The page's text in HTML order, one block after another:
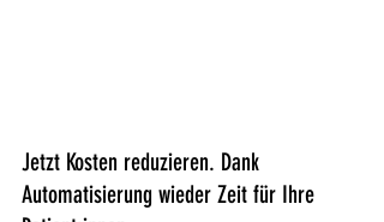
Jetzt Kosten reduzieren. Dank
Automatisierung wieder Zeit für Ihre